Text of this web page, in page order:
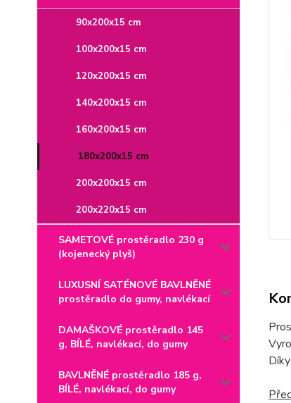
90x200x15 cm
100x200x15 cm
120x200x15 cm
140x200x15 cm
160x200x15 cm
180x200x15 cm
200x200x15 cm
200x220x15 cm
SAMETOVÉ prostěradlo 230 g
(kojenecký plyš)
LUXUSNÍ SATÉNOVÉ BAVLNĚNÉ
prostěradlo do gumy, navlékací
DAMAŠKOVÉ prostěradlo 145
g, BÍLÉ, navlékací, do gumy
BAVLNĚNÉ prostěradlo 185 g,
BÍLÉ, navlékací, do gumy